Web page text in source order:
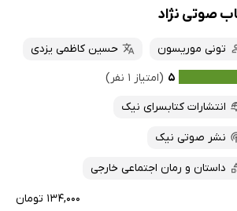
صوتی نژاد
تونی موریسون
حسین کاظمی یزدی
۵ (امتیاز ۱ نفر)
انتشارات کتابسرای نیک
نشر صوتی نیک
داستان و رمان اجتماعی خارجی
۱۳۴,۰۰۰ تومان